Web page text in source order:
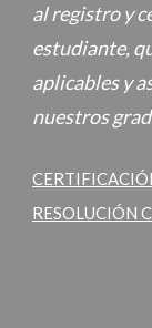
al registro y
estudiante,
aplicables y
nuestros
RESOLUCIÓN